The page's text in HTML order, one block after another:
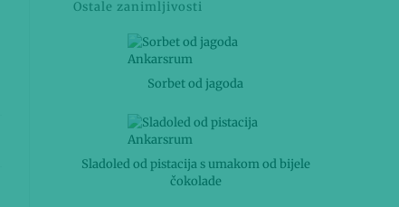
Ostale zanimljivosti
Sorbet od jagoda
Sladoled od pistacija s umakom od bijele
čokolade